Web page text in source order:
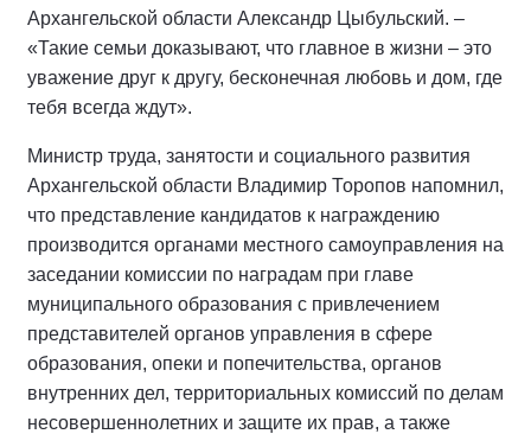
Архангельской области Александр Цыбульский. –
«Такие семьи доказывают, что главное в жизни – это
уважение друг к другу, бесконечная любовь и дом, где
тебя всегда ждут».
Министр труда, занятости и социального развития
Архангельской области Владимир Торопов напомнил,
что представление кандидатов к награждению
производится органами местного самоуправления на
заседании комиссии по наградам при главе
муниципального образования с привлечением
представителей органов управления в сфере
образования, опеки и попечительства, органов
внутренних дел, территориальных комиссий по делам
несовершеннолетних и защите их прав, а также